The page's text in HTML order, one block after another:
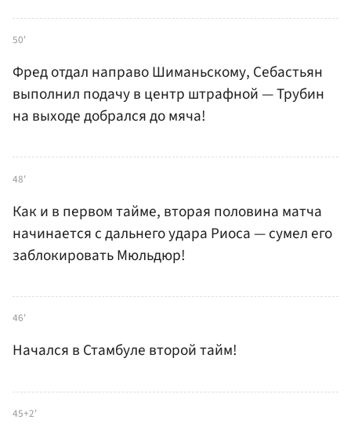
50'
Фред отдал направо Шиманьскому, Себастьян
выполнил подачу в центр штрафной — Трубин
на выходе добрался до мяча!
48'
Как и в первом тайме, вторая половина матча
начинается с дальнего удара Риоса — сумел его
заблокировать Мюльдюр!
46'
Начался в Стамбуле второй тайм!
45+2'